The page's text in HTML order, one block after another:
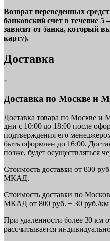
Возврат переведенных
банковский счет в течение 5
зависит от банка, который
карту).
Доставка
Доставка по Москве и
Доставка товара по Москве и
дни с 10:00 до 18:00 после
подтверждения его
быть оформлен до 16:00.
позже, будет осуществляться
Стоимость доставки от 800
МКАД.
Стоимость доставки по
МКАД от 800 руб. + 30 руб./
При удаленности более 30 км
рассчитывается